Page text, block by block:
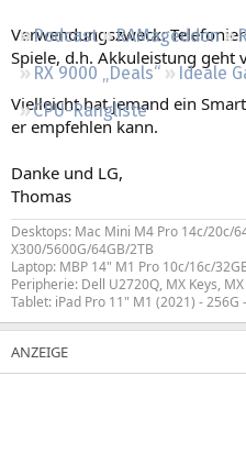
Podcast RAMageddon
RX 9000 „Deals“
Ideale
CPU-Rangliste
Verwendungszweck:
Spiele, d.h. Akkuleistung geht
Vielleicht hat jemand ein
er empfehlen kann.
Danke und LG,
Thomas
Desktops: Mac Mini M4 Pro 14c/20c/
X300/5600G/64GB/2TB
Laptop: MBP 14" M1 Pro 10c/16c/
Peripherie: Dell U2720Q, MX Keys,
Tablet: iPad Pro 11" M1 (2021) - 256G